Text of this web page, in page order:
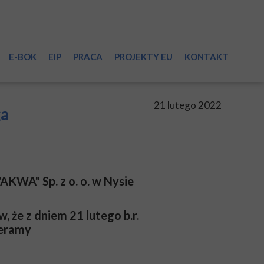
21 lutego 2022
Sp. z o. o. w Nysie
że z dniem 21 lutego b.r.
E-BOK EIP PRACA PROJEKTY EU KONTAKT